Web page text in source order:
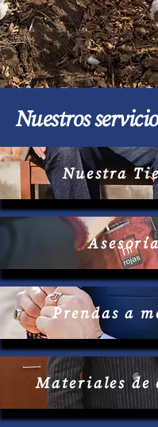
Nuestros
Nuestra
Prendas a
Materiales de